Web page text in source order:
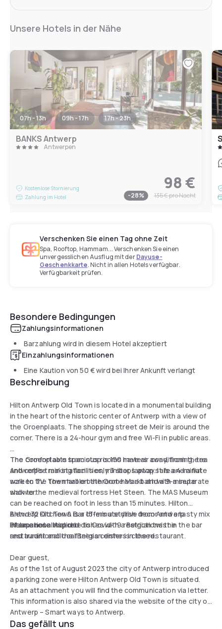
Unsere Hotels in der Nähe
07h - 13h 09h - 17h 17h - 23h
BANKS Antwerp
Antwerpen
Kostenlose Stornierung
Zahlung im Hotel
98 €
-28% 135 €pro Nacht
Verschenken Sie einen Tag ohne Zeit
Spa, Rooftop, Hammam... Verschenken Sie einen
unvergesslichen Ausflug mit derDayuse-
Geschenkkarte. Nicht in allen Hotels verfügbar.
Verfügbarkeit prüfen.
Besondere Bedingungen
Zahlungsinformationen
Barzahlung wird in diesem Hotel akzeptiert
Einzahlungsinformationen
Eine Kaution von50 €wird bei Ihrer Ankunft verlangt
Beschreibung
Hilton Antwerp Old Town is located in a monumental building
in the heart of the historic center of Antwerp with a view of
the Groenplaats. The shopping street de Meir is around the
corner. There is a 24-hour gym and free Wi-Fi in public areas.
The comfortable spacious rooms have air conditioning, tea
and coffee making facilities, minibar, laptop safe and a flat
screen TV. The marble bathroom has a bath with a separate
shower.
Blend 32 Kitchen & Bar offers a stylish decor and a tasty mix
of Japanese inspired dishes with a Belgian twist in the bar
and traditional local Belgian dishes in the restaurant.
The Groenplaats tram stop is 150 meters away, from there
Antwerp's train station is only 3 stops away. It is a 4-minute
walk to the town hall on the Grote Markt and a 9-minute
walk to the medieval fortress Het Steen. The MAS Museum
can be reached on foot in less than 15 minutes. Hilton
Antwerp Old Town is a 15-minute drive from Antwerp
International Airport.
Please note that due to Covid-19 restrictions the
restaurant and the fitness center is closed.
Dear guest,
As of the 1st of August 2023 the city of Antwerp introduced
a parking zone were Hilton Antwerp Old Town is situated.
As an attachment you will find the communication via letter.
This information is also shared via the website of the city of
Antwerp – Smart ways to Antwerp.
https://www.slimnaarantwerpen.be/en/onstreet/street-
Das gefällt uns